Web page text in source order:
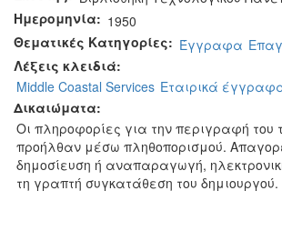
Ημερομηνία: 1950
Θεματικές Κατηγορίες: Έγγραφα
Λέξεις κλειδιά:
Middle Coastal Services Εταιρικά
Δικαιώματα:
Οι πληροφορίες για την περιγραφή του
προήλθαν μέσω πληθοπορισμού.
δημοσίευση ή αναπαραγωγή,
τη γραπτή συγκατάθεση του δημιουργού.